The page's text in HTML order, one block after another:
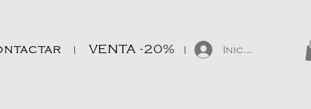
Iniciar sesión
VENTA -20%